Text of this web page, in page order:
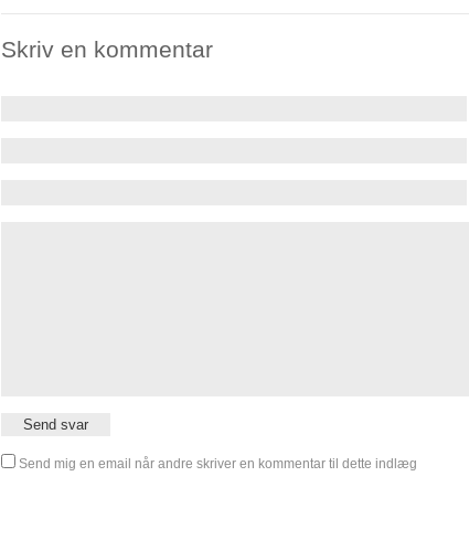
Skriv en kommentar
Send mig en email når andre skriver en kommentar til dette indlæg